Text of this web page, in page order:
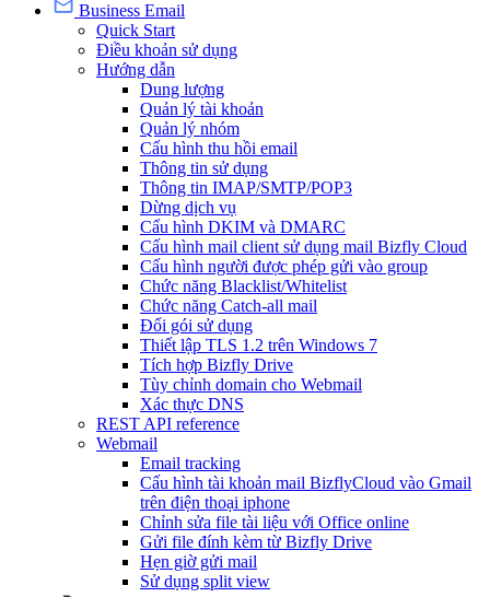
Business Email
Quick Start
Điều khoản sử dụng
Hướng dẫn
Dung lượng
Quản lý tài khoản
Quản lý nhóm
Cấu hình thu hồi email
Thông tin sử dụng
Thông tin IMAP/SMTP/POP3
Dừng dịch vụ
Cấu hình DKIM và DMARC
Cấu hình mail client sử dụng mail Bizfly Cloud
Cấu hình người được phép gửi vào group
Chức năng Blacklist/Whitelist
Chức năng Catch-all mail
Đổi gói sử dụng
Thiết lập TLS 1.2 trên Windows 7
Tích hợp Bizfly Drive
Tùy chỉnh domain cho Webmail
Xác thực DNS
REST API reference
Webmail
Email tracking
Cấu hình tài khoản mail BizflyCloud vào Gmail
trên điện thoại iphone
Chỉnh sửa file tài liệu với Office online
Gửi file đính kèm từ Bizfly Drive
Hẹn giờ gửi mail
Sử dụng split view